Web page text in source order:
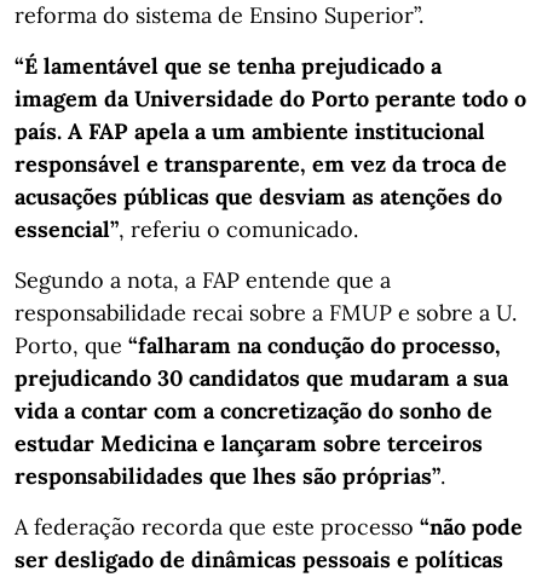
reforma do sistema de Ensino Superior”.
“É lamentável que se tenha prejudicado a
imagem da Universidade do Porto perante todo o
país. A FAP apela a um ambiente institucional
responsável e transparente, em vez da troca de
acusações públicas que desviam as atenções do
essencial”, referiu o comunicado.
Segundo a nota, a FAP entende que a
responsabilidade recai sobre a FMUP e sobre a U.
Porto, que “falharam na condução do processo,
prejudicando 30 candidatos que mudaram a sua
vida a contar com a concretização do sonho de
estudar Medicina e lançaram sobre terceiros
responsabilidades que lhes são próprias”.
A federação recorda que este processo “não pode
ser desligado de dinâmicas pessoais e políticas